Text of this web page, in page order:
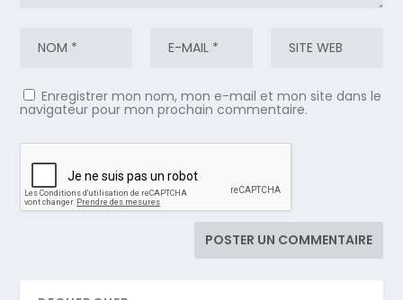
Enregistrer mon nom, mon e-mail et mon site dans le
navigateur pour mon prochain commentaire.